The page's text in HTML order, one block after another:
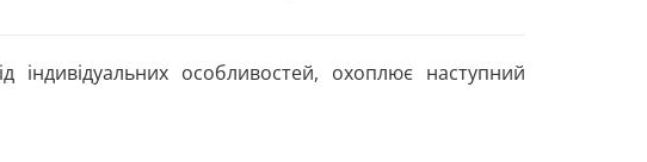
індивідуальних особливостей, охоплює наступний